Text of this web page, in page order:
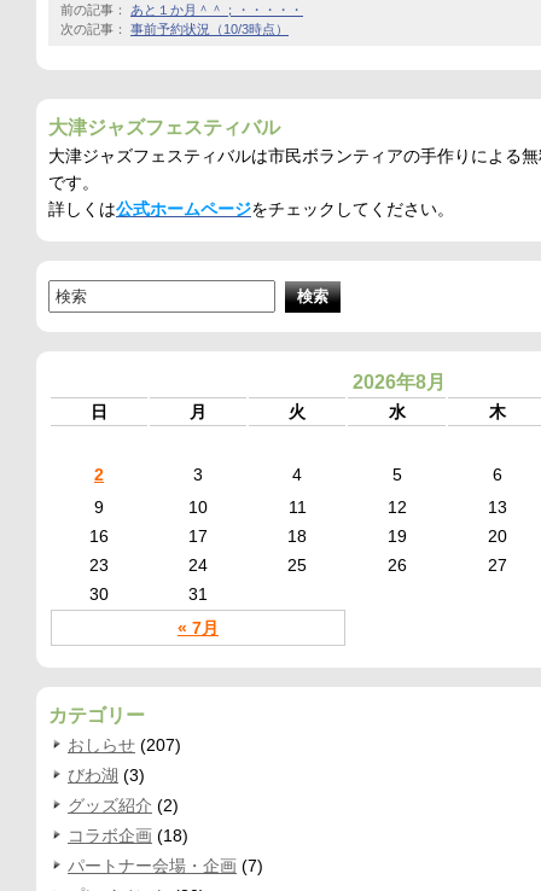
前の記事： あと１か月＾＾；・・・・・
次の記事： 事前予約状況（10/3時点）
大津ジャズフェスティバル
大津ジャズフェスティバルは市民ボランティアの手作りによる
です。
詳しくは公式ホームページをチェックしてください。
2026年8月
日 月 火 水 木
« 7月
2 3 4 5
6
9
10 11 12
13
16
17 18 19
20
23
24 25 26
27
30
31
カテゴリー
おしらせ (207)
びわ湖 (3)
グッズ紹介 (2)
コラボ企画 (18)
パートナー会場・企画 (7)